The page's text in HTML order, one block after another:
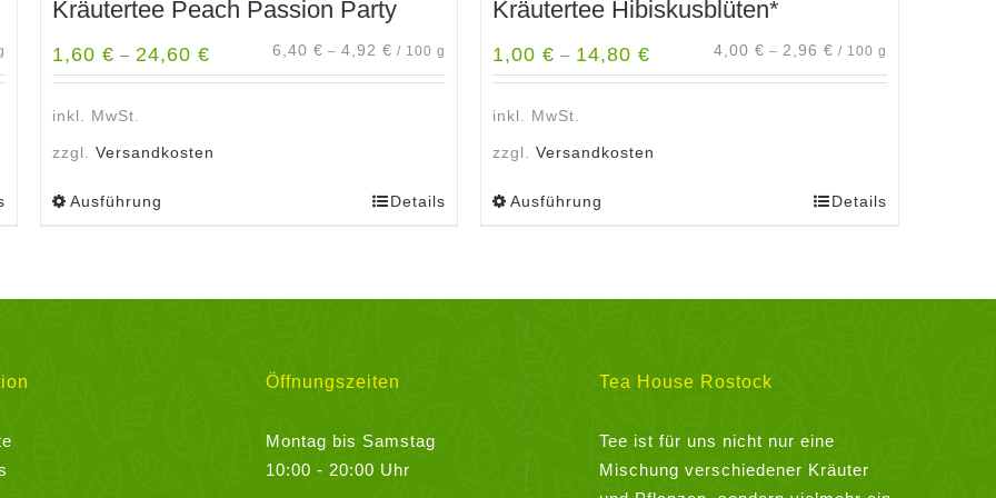
Kräutertee Peach Passion Party
1,60 € – 24,60 € 6,40€ –4,92€ / 100 g
inkl. MwSt.
zzgl. Versandkosten
Ausführung Details
Kräutertee Hibiskusblüten*
1,00€ – 14,80€ 4,00 € – 2,96 € / 100 g
inkl. MwSt.
zzgl.Versandkosten
Ausführung
Die
können
auf
der
Details
Öffnungszeiten
Montag bis Samstag
10:00 - 20:00 Uhr
Tea House Rostock
Tee ist für uns nicht nur eine
Mischung verschiedener Kräuter